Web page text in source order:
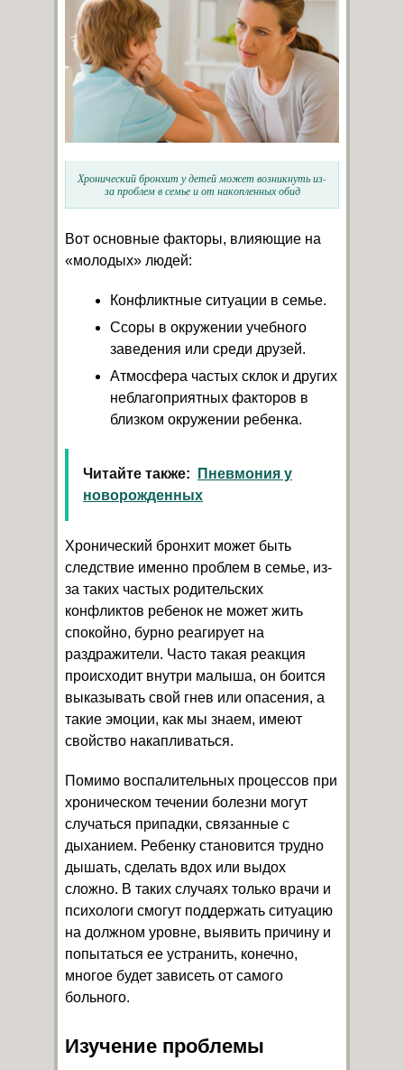
Хронический бронхит у детей может возникнуть из-
за проблем в семье и от накопленных обид
Вот основные факторы, влияющие на
«молодых» людей:
Конфликтные ситуации в семье.
Ссоры в окружении учебного
заведения или среди друзей.
Атмосфера частых склок и других
неблагоприятных факторов в
близком окружении ребенка.
Читайте также:
Пневмония у
новорожденных
Хронический бронхит может быть
следствие именно проблем в семье, из-
за таких частых родительских
конфликтов ребенок не может жить
спокойно, бурно реагирует на
раздражители. Часто такая реакция
происходит внутри малыша, он боится
выказывать свой гнев или опасения, а
такие эмоции, как мы знаем, имеют
свойство накапливаться.
Помимо воспалительных процессов при
хроническом течении болезни могут
случаться припадки, связанные с
дыханием. Ребенку становится трудно
дышать, сделать вдох или выдох
сложно. В таких случаях только врачи и
психологи смогут поддержать ситуацию
на должном уровне, выявить причину и
попытаться ее устранить, конечно,
многое будет зависеть от самого
больного.
Изучение проблемы